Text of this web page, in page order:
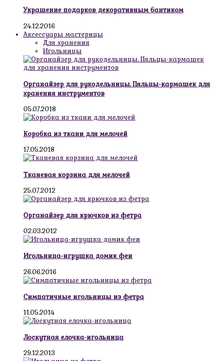
Украшение подарков декоративным бантиком
24.12.2016
Аксессуары мастерицы
Для хранения
Игольницы
Органайзер для рукодельницы. Пяльцы-кармашек для
хранения инструментов
05.07.2018
Коробка из ткани для мелочей
17.05.2018
Тканевая корзина для мелочей
25.07.2012
Органайзер для крючков из фетра
02.03.2012
Игольница-игрушка домик феи
26.06.2016
Симпатичные игольницы из фетра
11.05.2014
Лоскутная елочка-игольница
29.12.2013